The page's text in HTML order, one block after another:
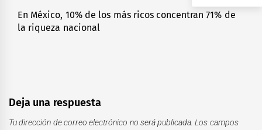
Next
post:
En México, 10% de los más ricos concentran 71% de
la riqueza nacional
Deja una respuesta
Tu dirección de correo electrónico no será publicada. Los campos